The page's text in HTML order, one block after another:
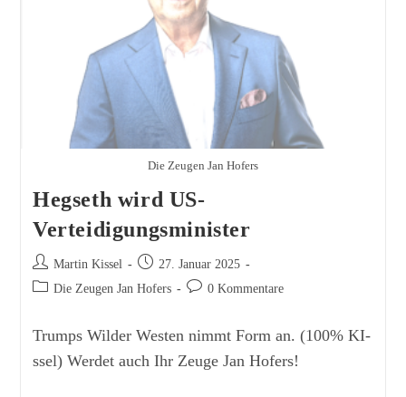
Die Zeugen Jan Hofers
Hegseth wird US-
Verteidigungsminister
Beitrags-
Autor:
Martin Kissel
Beitrag
veröffentlicht:
27. Januar 2025
Beitrags-
Die Zeugen Jan Hofers
Beitrags-0 Kommentare
Trumps Wilder Westen nimmt Form an. (100% KI-
ssel) Werdet auch Ihr Zeuge Jan Hofers!